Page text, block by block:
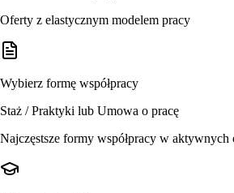
Oferty z elastycznym modelem pracy
Wybierz formę współpracy
Staż / Praktyki lub Umowa o pracę
Najczęstsze formy współpracy w aktywnych